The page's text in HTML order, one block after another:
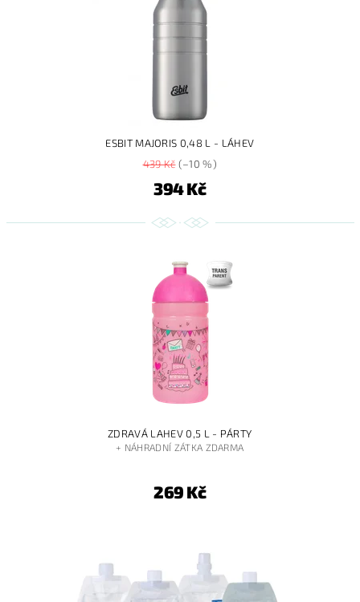
ESBIT MAJORIS 0,48 L - LÁHEV
439 Kč(–10 %)
394 Kč
ZDRAVÁ LAHEV 0,5 L - PÁRTY
+ NÁHRADNÍ ZÁTKA ZDARMA
269 Kč